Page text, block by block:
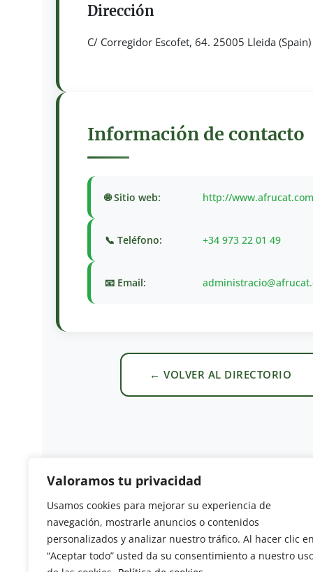
Valoramos tu privacidad
Usamos cookies para mejorar su experiencia de
navegación, mostrarle anuncios o contenidos
personalizados y analizar nuestro tráfico. Al hacer clic
“Aceptar todo” usted da su consentimiento a nuestro
Dirección
C/ Corregidor Escofet, 64. 25005 Lleida (Spain)
Información de contacto
🌐 Sitio web: http://www.afrucat.com
📞 Teléfono: +34 973 22 01 49
📧 Email:
← VOLVER AL DIRECTORIO
Revista del Sector Hortofrutícola
C/ Presidente Cárdenas nº 10.
41013 Sevilla. ESPAÑA